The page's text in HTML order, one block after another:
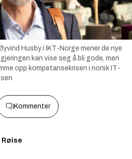
Husby i IKT-Norge mener de nye
kan vise seg å bli gode, men
opp kompetansekrisen i norsk IT-
Kommenter
Røise